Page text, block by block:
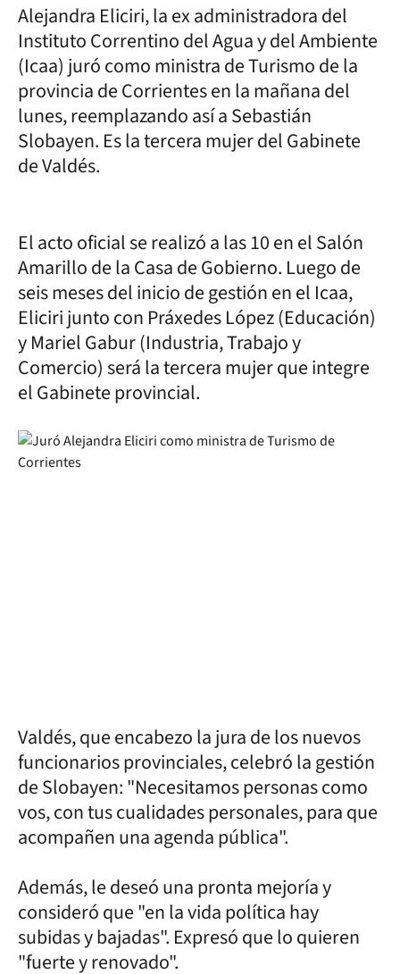
Alejandra Eliciri, la ex administradora del
Instituto Correntino del Agua y del Ambiente
(Icaa) juró como ministra de Turismo de la
provincia de Corrientes en la mañana del
lunes, reemplazando así a Sebastián
Slobayen. Es la tercera mujer del Gabinete
de Valdés.
El acto oficial se realizó a las 10 en el Salón
Amarillo de la Casa de Gobierno. Luego de
seis meses del inicio de gestión en el Icaa,
Eliciri junto con Práxedes López (Educación)
y Mariel Gabur (Industria, Trabajo y
Comercio) será la tercera mujer que integre
el Gabinete provincial.
Valdés, que encabezo la jura de los nuevos
funcionarios provinciales, celebró la gestión
de Slobayen: "Necesitamos personas como
vos, con tus cualidades personales, para que
acompañen una agenda pública".
Además, le deseó una pronta mejoría y
consideró que "en la vida política hay
subidas y bajadas". Expresó que lo quieren
"fuerte y renovado".